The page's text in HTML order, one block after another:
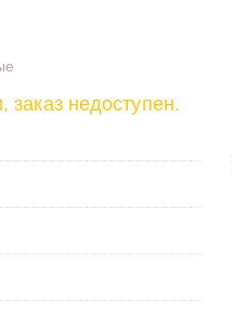
заказ недоступен.